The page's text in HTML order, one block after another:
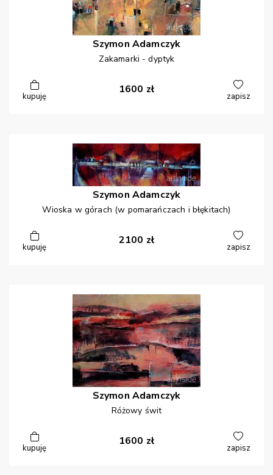
Szymon Adamczyk
Zakamarki - dyptyk
kupuję
1600 zł
zapisz
Szymon Adamczyk
Wioska w górach (w pomarańczach i błękitach)
kupuję
2100 zł
zapisz
Szymon Adamczyk
Różowy świt
kupuję
1600 zł
zapisz